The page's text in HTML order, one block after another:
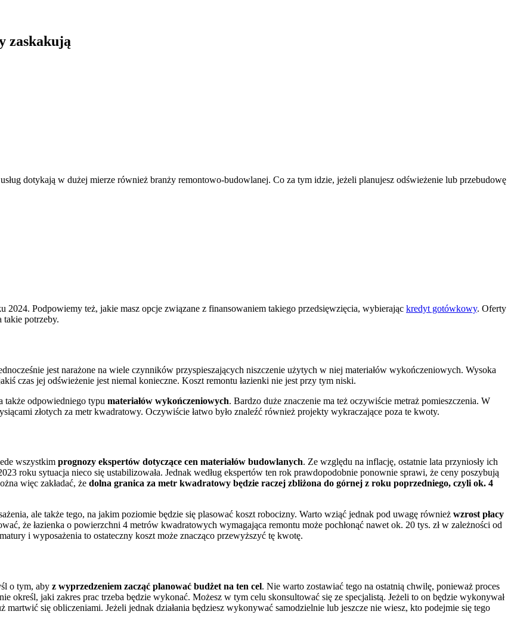
zaskakują
dotykają w dużej mierze również branży remontowo-budowlanej. Co za tym idzie, jeżeli planujesz odświeżenie lub przebudowę
Podpowiemy też, jakie masz opcje związane z finansowaniem takiego przedsięwzięcia, wybierając kredyt gotówkowy. Oferty
takie potrzeby.
jest narażone na wiele czynników przyspieszających niszczenie użytych w niej materiałów wykończeniowych. Wysoka
czas jej odświeżenie jest niemal konieczne. Koszt remontu łazienki nie jest przy tym niski.
także odpowiedniego typu materiałów wykończeniowych. Bardzo duże znaczenie ma też oczywiście metraż pomieszczenia. W
złotych za metr kwadratowy. Oczywiście łatwo było znaleźć również projekty wykraczające poza te kwoty.
wszystkim prognozy ekspertów dotyczące cen materiałów budowlanych. Ze względu na inflację, ostatnie lata przyniosły ich
roku sytuacja nieco się ustabilizowała. Jednak według ekspertów ten rok prawdopodobnie ponownie sprawi, że ceny poszybują
więc zakładać, że dolna granica za metr kwadratowy będzie raczej zbliżona do górnej z roku poprzedniego, czyli ok. 4
ale także tego, na jakim poziomie będzie się plasować koszt robocizny. Warto wziąć jednak pod uwagę również wzrost płacy
że łazienka o powierzchni 4 metrów kwadratowych wymagająca remontu może pochłonąć nawet ok. 20 tys. zł w zależności od
i wyposażenia to ostateczny koszt może znacząco przewyższyć tę kwotę.
o tym, aby z wyprzedzeniem zacząć planować budżet na ten cel. Nie warto zostawiać tego na ostatnią chwilę, ponieważ proces
określ, jaki zakres prac trzeba będzie wykonać. Możesz w tym celu skonsultować się ze specjalistą. Jeżeli to on będzie wykonywał
martwić się obliczeniami. Jeżeli jednak działania będziesz wykonywać samodzielnie lub jeszcze nie wiesz, kto podejmie się tego